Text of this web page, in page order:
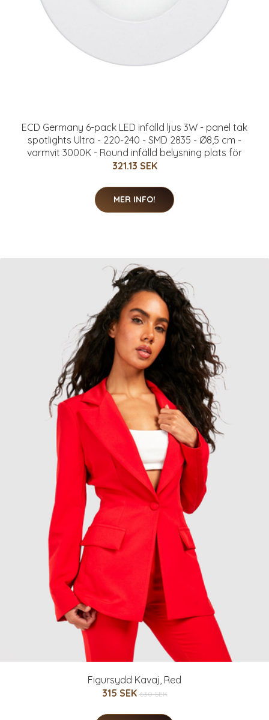
ECD Germany 6-pack LED infälld ljus 3W - panel tak
spotlights Ultra - 220-240 - SMD 2835 - Ø8,5 cm -
varmvit 3000K - Round infälld belysning plats för
321.13 SEK
MER INFO!
Figursydd Kavaj, Red
315 SEK 630 SEK